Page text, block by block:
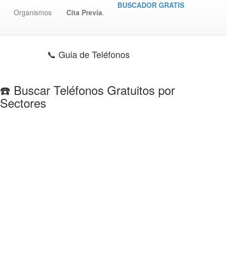
Organismos Cita Previa.
BUSCADOR GRATIS
📞 Guia de Teléfonos
☎️ Buscar Teléfonos Gratuitos por
Sectores